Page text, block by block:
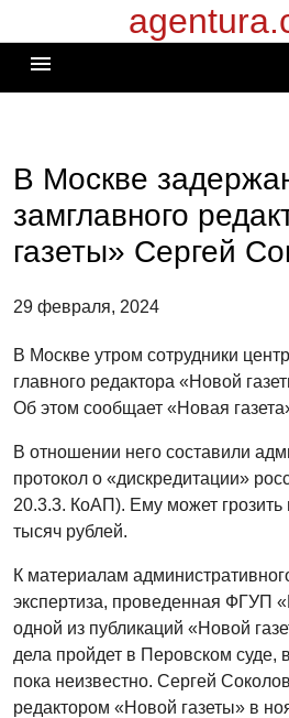
к
содержимому
menu
В Москве
замглавного
газеты» Сергей
29 февраля, 2024
В Москве утром сотрудники
главного редактора «Новой
Об этом сообщает «Новая
В отношении него составили
протокол о «дискредитации»
20.3.3. КоАП). Ему может
тысяч рублей.
К материалам
экспертиза, проведенная ФГУП
одной из публикаций «Новой
дела пройдет в Перовском суде,
пока неизвестно. Сергей
редактором «Новой газеты» в